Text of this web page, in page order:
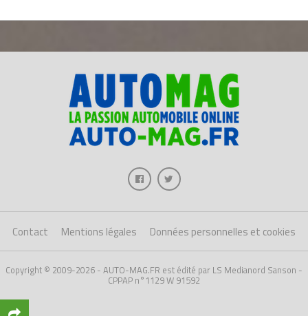
Contact Mentions légales Données personnelles et cookies
Copyright © 2009-2026 - AUTO-MAG.FR est édité par LS Medianord Sanson -
CPPAP n°1129 W 91592